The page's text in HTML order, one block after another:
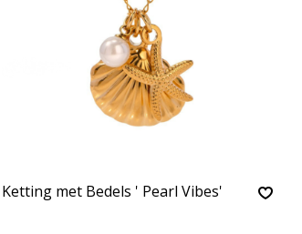
Ketting met Bedels ' Pearl Vibes'